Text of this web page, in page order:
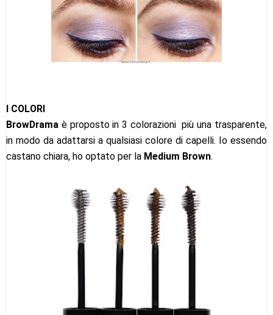
I COLORI
BrowDramaè proposto in 3 colorazioni più una trasparente,
in modo da adattarsi a qualsiasi colore di capelli. Io essendo
castano chiara, ho optato per la Medium Brown.